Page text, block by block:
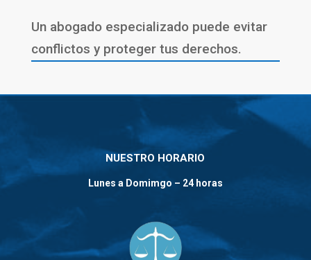
Un abogado especializado puede evitar
conflictos y proteger tus derechos.
NUESTRO HORARIO
Lunes a Domimgo – 24 horas